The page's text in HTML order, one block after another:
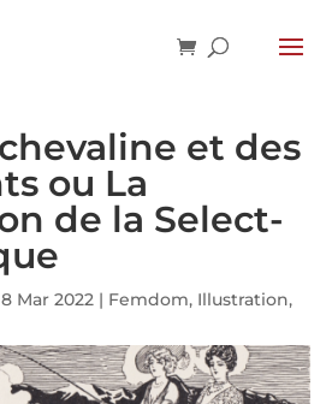
et des
ou La
de la Select-
8 Mar 2022| Femdom, Illustration,